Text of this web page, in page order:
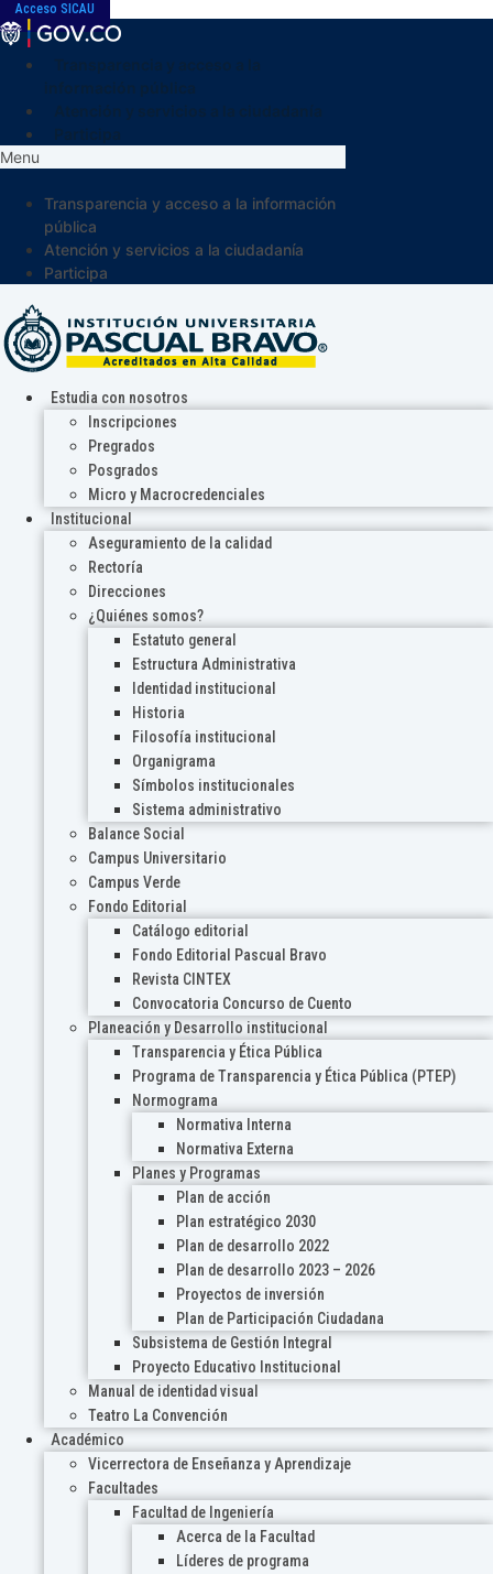
Acceso SICAU
Menu
Transparencia y acceso a la información
pública
Atención y servicios a la ciudadanía
Participa
Estudia con nosotros
Inscripciones
Pregrados
Posgrados
Micro y Macrocredenciales
Institucional
Aseguramiento de la calidad
Rectoría
Direcciones
¿Quiénes somos?
Estatuto general
Estructura Administrativa
Identidad institucional
Historia
Filosofía institucional
Organigrama
Símbolos institucionales
Sistema administrativo
Balance Social
Campus Universitario
Campus Verde
Fondo Editorial
Catálogo editorial
Fondo Editorial Pascual Bravo
Revista CINTEX
Convocatoria Concurso de Cuento
Planeación y Desarrollo institucional
Transparencia y Ética Pública
Programa de Transparencia y Ética Pública (PTEP)
Normograma
Normativa Interna
Normativa Externa
Planes y Programas
Plan de acción
Plan estratégico 2030
Plan de desarrollo 2022
Plan de desarrollo 2023 – 2026
Proyectos de inversión
Plan de Participación Ciudadana
Subsistema de Gestión Integral
Proyecto Educativo Institucional
Manual de identidad visual
Teatro La Convención
Académico
Vicerrectora de Enseñanza y Aprendizaje
Facultades
Facultad de Ingeniería
Acerca de la Facultad
Líderes de programa